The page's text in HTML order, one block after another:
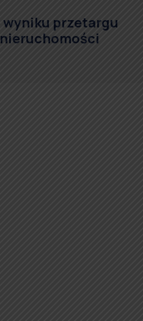
przetargu